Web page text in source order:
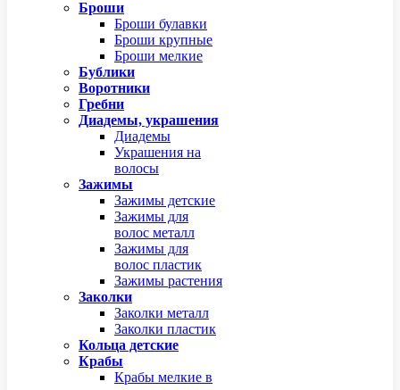
Броши
Броши булавки
Броши крупные
Броши мелкие
Бублики
Воротники
Гребни
Диадемы, украшения
Диадемы
Украшения на
волосы
Зажимы
Зажимы детские
Зажимы для
волос металл
Зажимы для
волос пластик
Зажимы растения
Заколки
Заколки металл
Заколки пластик
Кольца детские
Крабы
Крабы мелкие в